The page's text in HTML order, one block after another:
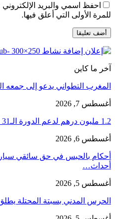
احفظ اسمي والبريد
للمرة الأولى التي أعلق فيها.
آخر ما كاين
المغرب التطواني يدعو إلى
أغسطس 7, 2026
1.2 مليون درهم لدعم الدورة الـ31 لمهرجان تطوان لسينما البحر…
أغسطس 6, 2026
أحكام بالحبس في حق سائقي
أحداث…
أغسطس 5, 2026
الحرس المدني بسبتة المحتلة